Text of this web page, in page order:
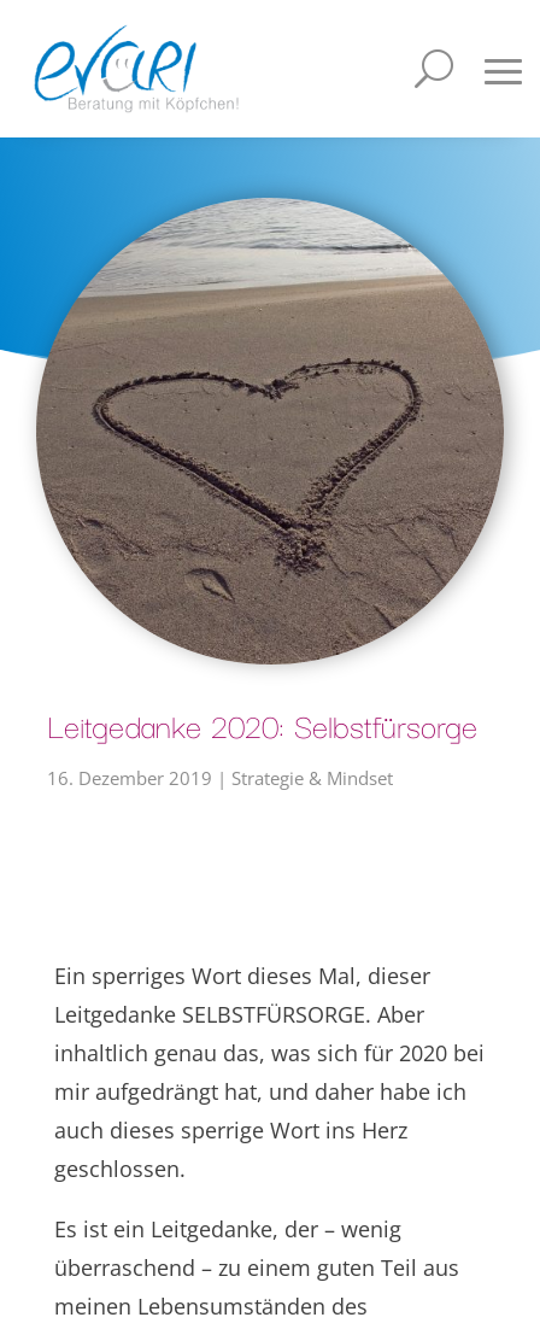
Leitgedanke 2020: Selbstfürsorge
16. Dezember 2019 | Strategie & Mindset
Ein sperriges Wort dieses Mal, dieser
Leitgedanke SELBSTFÜRSORGE. Aber
inhaltlich genau das, was sich für 2020 bei
mir aufgedrängt hat, und daher habe ich
auch dieses sperrige Wort ins Herz
geschlossen.
Es ist ein Leitgedanke, der – wenig
überraschend – zu einem guten Teil aus
meinen Lebensumständen des